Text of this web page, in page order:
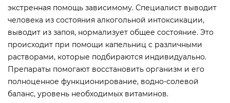
экстренная помощь зависимому. Специалист выводит
человека из состояния алкогольной интоксикации,
выводит из запоя, нормализует общее состояние. Это
происходит при помощи капельниц с различными
растворами, которые подбираются индивидуально.
Препараты помогают восстановить организм и его
полноценное функционирование, водно-солевой
баланс, уровень необходимых витаминов.